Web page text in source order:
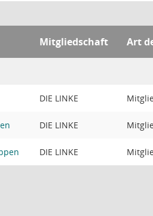
Mitgliedschaft Art
DIE LINKE
DIE LINKE
DIE LINKE